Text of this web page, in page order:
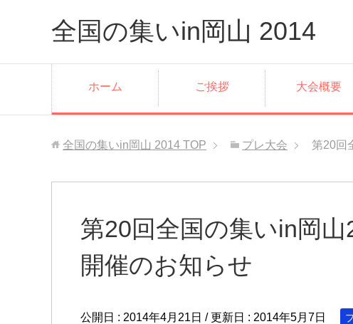
全国の集いin岡山 2014
ホーム ご挨拶 大会概要
全国の集いin岡山 2014 TOP プレ大会 第20回
第20回全国の集いin岡
開催のお知らせ
公開日 : 2014年4月21日 / 更新日 : 2014年5月7日